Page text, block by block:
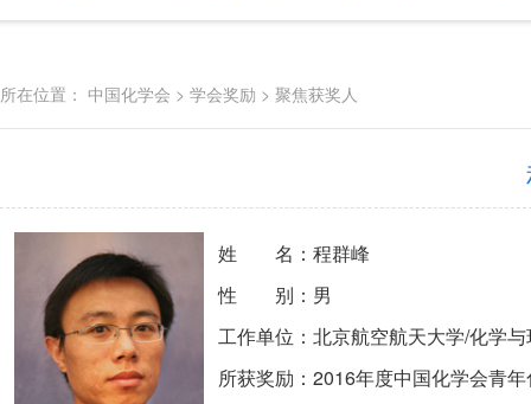
所在位置： 中国化学会 > 学会奖励 > 聚焦获奖人
姓 名：程群峰
性 别：男
工作单位：北京航空航天大学/化学
所获奖励：2016年度中国化学会青